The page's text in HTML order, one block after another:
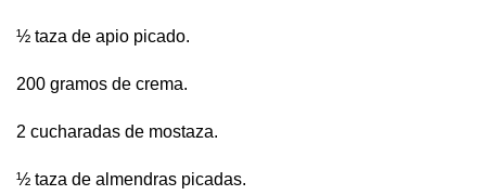
½ taza de apio picado.
200 gramos de crema.
2 cucharadas de mostaza.
½ taza de almendras picadas.